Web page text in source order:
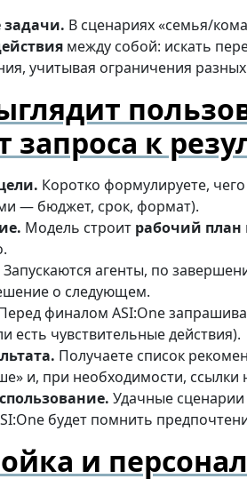
задачи. В сценариях «семья/
между собой: искать
учитывая ограничения
запроса к
Коротко формулируете,
— бюджет, срок, формат).
Модель строит рабочий план
Запускаются агенты, по
о следующем.
финалом ASI:One
есть чувствительные действия).
Получаете список
и, при необходимости, ссылки
Удачные
будет помнить
и